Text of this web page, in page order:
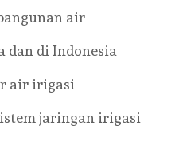
air
dan di Indonesia
air irigasi
jaringan irigasi